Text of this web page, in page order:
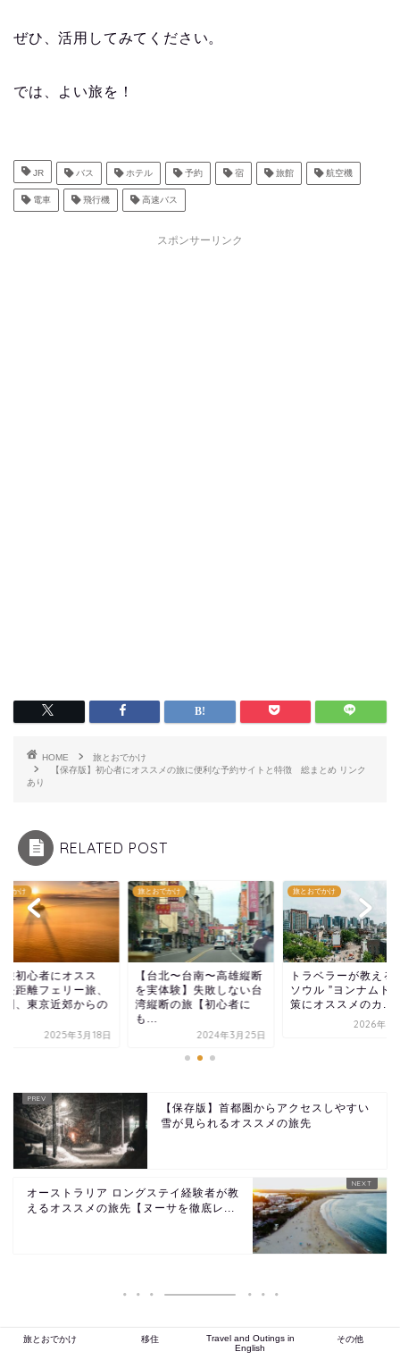
ぜひ、活用してみてください。
では、よい旅を！
JR バス ホテル 予約 宿 旅館 航空機
電車 飛行機 高速バス
スポンサーリンク
HOME
旅とおでかけ
【保存版】初心者にオススメの旅に便利な予約サイトと特徴 総まとめ リンク
あり
RELATED POST
でかけ
旅初心者にオスス
長距離フェリー旅、
圏、東京近郊からの
2025年3月18日
旅とおでかけ
【台北〜台南〜高雄縦断
を実体験】失敗しない台
湾縦断の旅【初心者に
も...
2024年3月25日
旅とおでかけ
トラベラーが教える
ソウル ”ヨンナムド
策にオススメのカ...
2026年5
【保存版】首都圏からアクセスしやすい
雪が見られるオススメの旅先
オーストラリア ロングステイ経験者が教
えるオススメの旅先【ヌーサを徹底レ...
旅とおでかけ 移住
Travel and Outings in
English
その他